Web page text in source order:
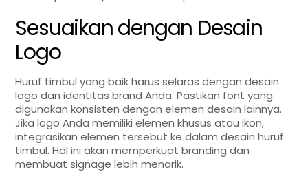
Sesuaikan dengan Desain
Logo
Huruf timbul yang baik harus selaras dengan desain
logo dan identitas brand Anda. Pastikan font yang
digunakan konsisten dengan elemen desain lainnya.
Jika logo Anda memiliki elemen khusus atau ikon,
integrasikan elemen tersebut ke dalam desain huruf
timbul. Hal ini akan memperkuat branding dan
membuat signage lebih menarik.